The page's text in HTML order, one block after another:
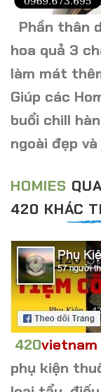
Phần thân
hoa quả 3
làm mát
Giúp các
buổi chill
ngoài đẹp
HOMIES
420 KHÁC
420vietnam
phụ kiện